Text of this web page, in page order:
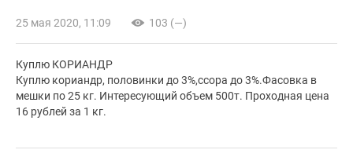
25 мая 2020, 11:09 103 (—)
Куплю КОРИАНДР
Куплю кориандр, половинки до 3%,ссора до 3%.Фасовка в
мешки по 25 кг. Интересующий объем 500т. Проходная цена
16 рублей за 1 кг.